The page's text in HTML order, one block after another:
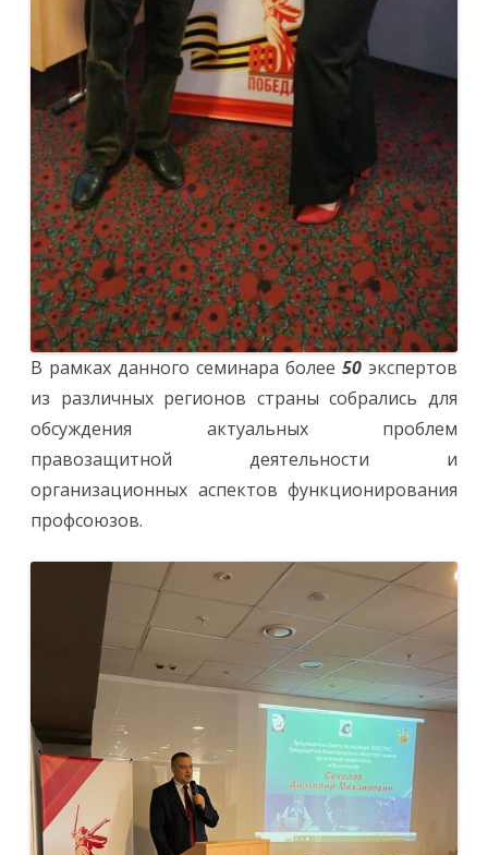
В рамках данного семинара более 50 экспертов
из различных регионов страны собрались для
обсуждения актуальных проблем
правозащитной деятельности и
организационных аспектов функционирования
профсоюзов.